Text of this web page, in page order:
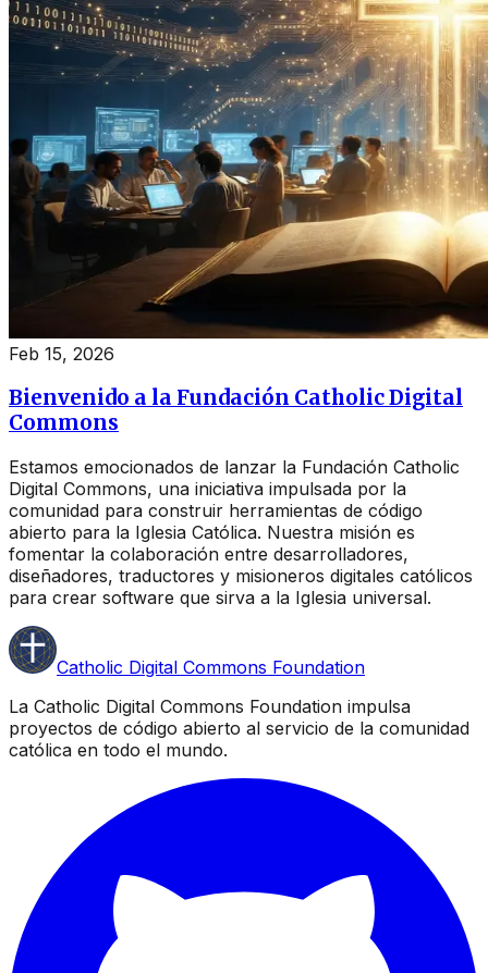
Feb 15, 2026
Bienvenido a la Fundación Catholic Digital
Commons
Estamos emocionados de lanzar la Fundación Catholic
Digital Commons, una iniciativa impulsada por la
comunidad para construir herramientas de código
abierto para la Iglesia Católica. Nuestra misión es
fomentar la colaboración entre desarrolladores,
diseñadores, traductores y misioneros digitales católicos
para crear software que sirva a la Iglesia universal.
Catholic Digital Commons Foundation
La Catholic Digital Commons Foundation impulsa
proyectos de código abierto al servicio de la comunidad
católica en todo el mundo.